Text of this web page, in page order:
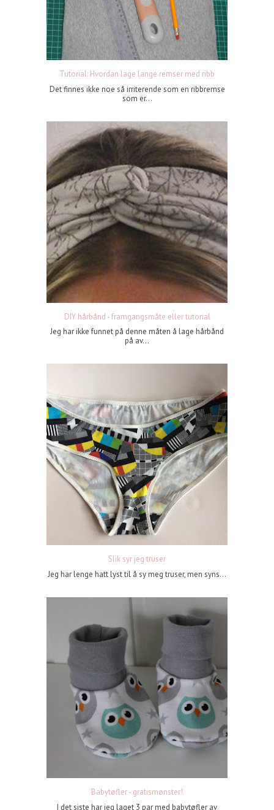
Tutorial: Hvordan lage lange remser med ribb
Det finnes ikke noe så irriterende som en ribbremse
som er...
DIY hårbånd - framgangsmåte eller tutorial
Jeg har ikke funnet på denne måten å lage hårbånd
på av...
Slik syr jeg truser
Jeg har lenge hatt lyst til å sy meg truser, men syns...
Babytøfler - gratismønster!
I det siste har jeg laget 3 par med babytøfler av